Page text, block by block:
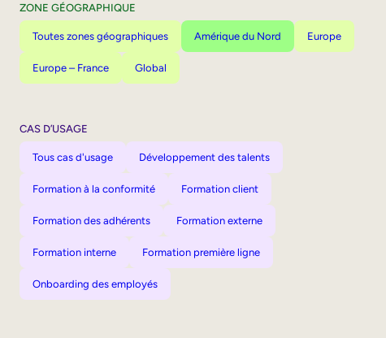
ZONE GÉOGRAPHIQUE
Toutes zones géographiques Amérique du Nord Europe
Europe – France Global
CAS D’USAGE
Tous cas d'usage Développement des talents
Formation à la conformité Formation client
Formation des adhérents Formation externe
Formation interne Formation première ligne
Onboarding des employés